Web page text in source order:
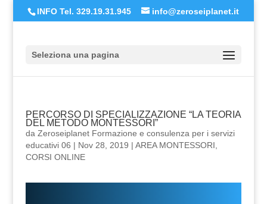
INFO Tel. 329.19.31.945 info@zeroseiplanet.it
Seleziona una pagina
PERCORSO DI SPECIALIZZAZIONE “LA TEORIA
DEL METODO MONTESSORI”
da Zeroseiplanet Formazione e consulenza per i servizi
educativi 06 | Nov 28, 2019 | AREA MONTESSORI
CORSI ONLINE